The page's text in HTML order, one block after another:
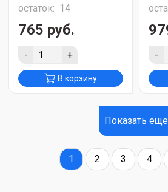
остаток: 14
765 руб.
- +
В корзину
-
Показать еще
1 2 3 4